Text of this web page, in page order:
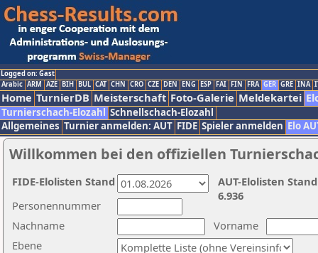
Logged on: Gast
Arabic ARM AZE BIH BUL CAT CHN CRO CZE DEN ENG ESP FAI FIN FRA GER GRE INA
Home TurnierDB Meisterschaft Foto-Galerie Meldekartei
Turnierschach-Elozahl Schnellschach-Elozahl
Allgemeines Turnier anmelden: AUT FIDE Spieler anmelden Elo
Willkommen bei den offiziellen
Nachname
Vorname
Ebene
Personennummer
AUT-Elolisten
6.936
FIDE-Elolisten Stand